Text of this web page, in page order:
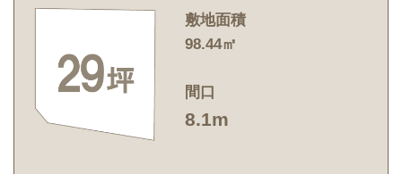
敷地面積
98.44㎡
間口
8.1m